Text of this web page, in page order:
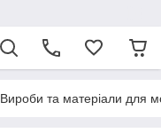
Вироби та матеріали для